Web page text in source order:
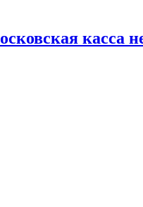
касса